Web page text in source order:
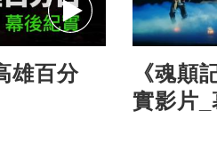
雄百分
《魂顛
實影片